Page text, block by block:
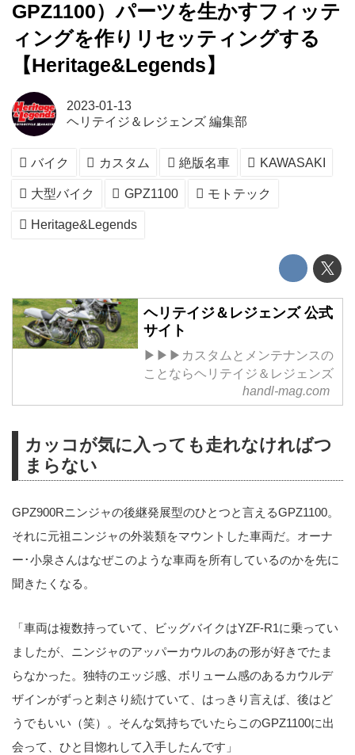
GPZ1100）パーツを生かすフィッテ
ィングを作りリセッティングする
【Heritage&Legends】
2023-01-13
ヘリテイジ＆レジェンズ 編集部
バイク カスタム 絶版名車 KAWASAKI
大型バイク GPZ1100 モトテック
Heritage&Legends
ヘリテイジ＆レジェンズ 公式
サイト
▶▶▶カスタムとメンテナンスの
ことならヘリテイジ＆レジェンズ
handl-mag.com
カッコが気に入っても走れなければつ
まらない
GPZ900Rニンジャの後継発展型のひとつと言えるGPZ1100。
それに元祖ニンジャの外装類をマウントした車両だ。オーナ
ー･小泉さんはなぜこのような車両を所有しているのかを先に
聞きたくなる。
「車両は複数持っていて、ビッグバイクはYZF-R1に乗ってい
ましたが、ニンジャのアッパーカウルのあの形が好きでたま
らなかった。独特のエッジ感、ボリューム感のあるカウルデ
ザインがずっと刺さり続けていて、はっきり言えば、後はど
うでもいい（笑）。そんな気持ちでいたらこのGPZ1100に出
会って、ひと目惚れして入手したんです」